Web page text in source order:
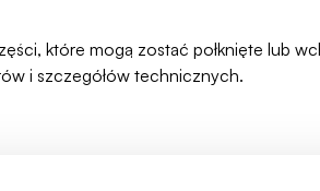
które mogą zostać połknięte lub
i szczegółów technicznych.